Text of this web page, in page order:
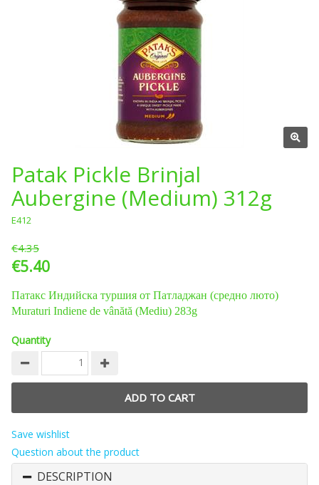
Patak Pickle Brinjal
Aubergine (Medium) 312g
E412
€4.35
€5.40
Патакс Индийска туршия от Патладжан (средно люто)
Muraturi Indiene de vânătă (Mediu) 283g
Quantity
Save wishlist
Question about the product
DESCRIPTION